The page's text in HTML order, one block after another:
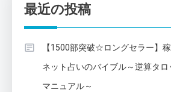
最近の投稿
【1500部突破☆ロングセラー】
ネット占いのバイブル～逆算タ
マニュアル～